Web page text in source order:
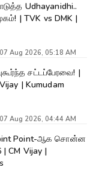
Udhayanidhi..
| TVK vs DMK |
07 Aug 2026, 05:18 AM
சட்டப்பேரவை! |
| Kumudam
07 Aug 2026, 04:44 AM
Point-ஆக சொன்ன
CM Vijay |